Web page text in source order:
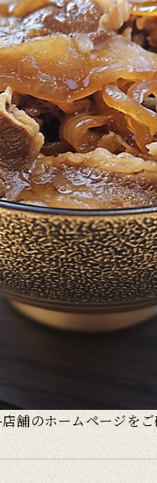
舗のホームページをご